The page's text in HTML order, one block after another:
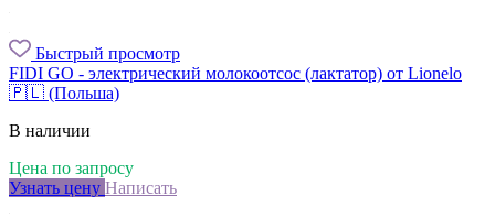
Быстрый просмотр
FIDI GO - электрический молокоотсос (лактатор) от Lionelo
🇵🇱 (Польша)
В наличии
Цена по запросу
Узнать цену Написать